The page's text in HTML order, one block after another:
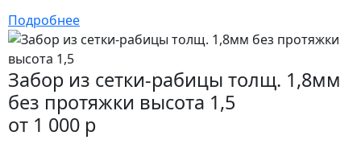
Подробнее
Забор из сетки-рабицы толщ. 1,8мм
без протяжки высота 1,5
от 1 000 р